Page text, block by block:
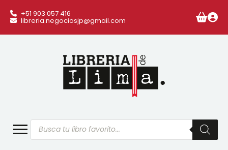
+51 903 057 416
libreria.negociosjp@gmail.com
Búsqueda
de
productos